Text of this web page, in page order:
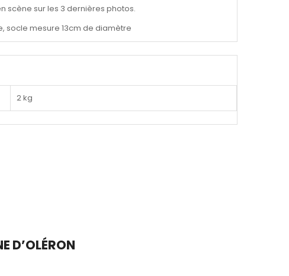
scène sur les 3 dernières photos.
socle mesure 13cm de diamètre
2 kg
D’OLÉRON